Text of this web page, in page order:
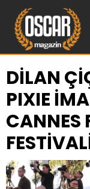
DİLAN
PIXIE
CANNES